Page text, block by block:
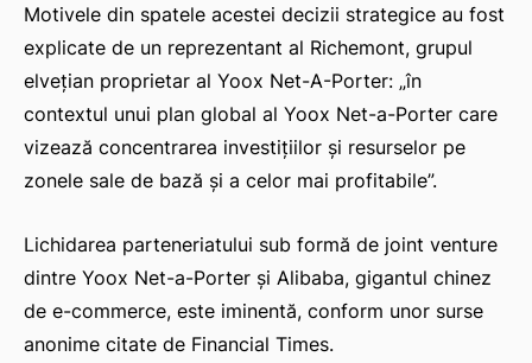
Motivele din spatele acestei decizii strategice au fost
explicate de un reprezentant al Richemont, grupul
elvețian proprietar al Yoox Net-A-Porter: „în
contextul unui plan global al Yoox Net-a-Porter care
vizează concentrarea investițiilor și resurselor pe
zonele sale de bază și a celor mai profitabile”.
Lichidarea parteneriatului sub formă de joint venture
dintre Yoox Net-a-Porter și Alibaba, gigantul chinez
de e-commerce, este iminentă, conform unor surse
anonime citate de Financial Times.